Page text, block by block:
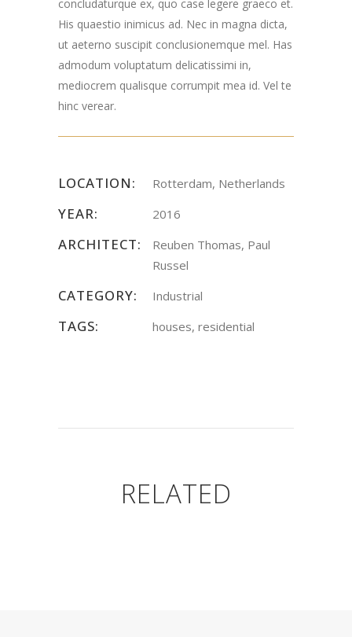
concludaturque ex, quo case legere graeco et.
His quaestio inimicus ad. Nec in magna dicta,
ut aeterno suscipit conclusionemque mel. Has
admodum voluptatum delicatissimi in,
mediocrem qualisque corrumpit mea id. Vel te
hinc verear.
LOCATION: Rotterdam, Netherlands
YEAR: 2016
ARCHITECT:
Reuben Thomas, Paul
Russel
CATEGORY: Industrial
TAGS: houses, residential
RELATED